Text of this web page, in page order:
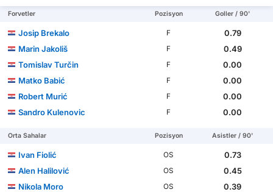
Forvetler Pozisyon Goller / 90'
Josip Brekalo F
0.79
Marin Jakoliš
F
0.49
Tomislav Turčin
F
0.00
Matko Babić
F
0.00
Robert Murić
F
0.00
Sandro Kulenovic
F 0.00
Orta Sahalar Pozisyon Asistler / 90'
Ivan Fiolić OS
0.73
Alen Halilović
OS
0.45
Nikola Moro
OS
0.39